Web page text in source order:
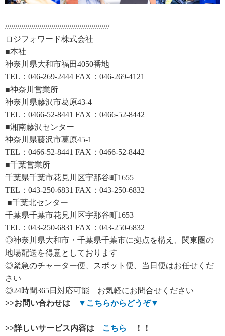
////////////////////////////////////////////////////
ロジフォワード株式会社
■本社
神奈川県大和市福田4050番地
TEL：046-269-2444 FAX：046-269-4121
■神奈川営業所
神奈川県藤沢市葛原43-4
TEL：0466-52-8441 FAX：0466-52-8442
■湘南藤沢センター
神奈川県藤沢市葛原45-1
TEL：0466-52-8441 FAX：0466-52-8442
■千葉営業所
千葉県千葉市花見川区宇那谷町1655
TEL：043-250-6831 FAX：043-250-6832
■千葉北センター
千葉県千葉市花見川区宇那谷町1653
TEL：043-250-6831 FAX：043-250-6832
◎神奈川県大和市・千葉県千葉市に拠点を構え、関東圏の
地場配送を得意としております
◎緊急のチャーター便、スポット便、当日便はお任せくだ
さい
◎24時間365日対応可能 お気軽にお問合せください
>>お問い合わせは ▼ こちらからどうぞ▼
>>詳しいサービス内容は こちら
！！